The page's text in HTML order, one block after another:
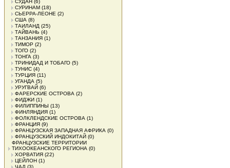
СУДАН (6)
СУРИНАМ (18)
СЬЕРРА-ЛЕОНЕ (2)
США (8)
ТАИЛАНД (25)
ТАЙВАНЬ (4)
ТАНЗАНИЯ (1)
ТИМОР (2)
ТОГО (2)
ТОНГА (3)
ТРИНИДАД И ТОБАГО (5)
ТУНИС (4)
ТУРЦИЯ (11)
УГАНДА (5)
УРУГВАЙ (6)
ФАРЕРСКИЕ ОСТРОВА (2)
ФИДЖИ (1)
ФИЛИППИНЫ (13)
ФИНЛЯНДИЯ (1)
ФОЛКЛЕНДСКИЕ ОСТРОВА (1)
ФРАНЦИЯ (9)
ФРАНЦУЗСКАЯ ЗАПАДНАЯ АФРИКА (0)
ФРАНЦУЗСКИЙ ИНДОКИТАЙ (0)
ФРАНЦУЗСКИЕ ТЕРРИТОРИИ
ТИХООКЕАНСКОГО РЕГИОНА (0)
ХОРВАТИЯ (22)
ЦЕЙЛОН (1)
ЧАД (3)